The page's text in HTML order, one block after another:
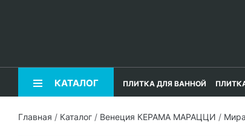
КАТАЛОГ ПЛИТКА ДЛЯ ВАННОЙ
Главная / Каталог / Венеция КЕРАМА МАРАЦЦИ /